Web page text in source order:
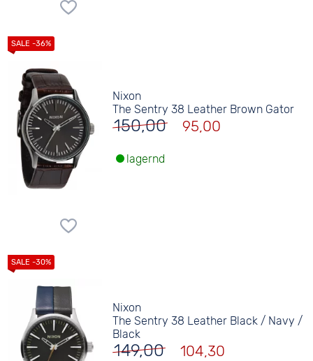
Nixon
The Sentry 38 Leather Brown Gator
150,00 95,00
lagernd
Nixon
The Sentry 38 Leather Black / Navy /
Black
149,00 104,30